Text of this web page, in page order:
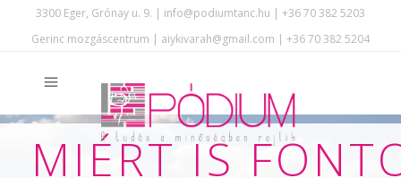
3300 Eger, Grónay u. 9. | info@podiumtanc.hu | +36 70 382 5203
Gerinc mozgáscentrum | aiykivarah@gmail.com | +36 70 382 5204
MIÉRT IS